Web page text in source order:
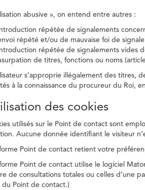
abusive », on entend entre autres :
répétée de signalements
répété et/ou de mauvaise foi de
répétée de signalements vides
de titres, fonctions ou noms
s’approprie illégalement des titres,
à la connaissance du procureur du Roi,
des cookies
utilisés sur le Point de contact sont
Aucune donnée identifiant le visiteur
Point de contact retient votre
Point de contact utilise le logiciel
de consultations totales ou celles d’une
du Point de contact.)